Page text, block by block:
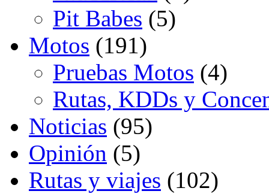
Pit Babes (5)
Motos (191)
Pruebas Motos (4)
Rutas, KDDs y
Noticias (95)
Opinión (5)
Rutas y viajes (102)